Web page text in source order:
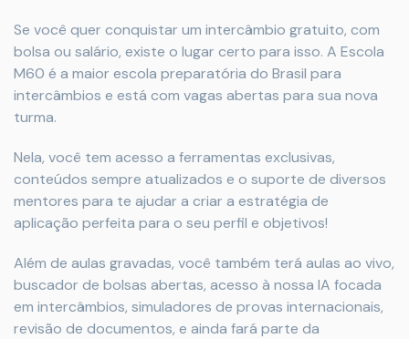
Se você quer conquistar um intercâmbio gratuito, com
bolsa ou salário, existe o lugar certo para isso. A Escola
M60 é a maior escola preparatória do Brasil para
intercâmbios e está com vagas abertas para sua nova
turma.
Nela, você tem acesso a ferramentas exclusivas,
conteúdos sempre atualizados e o suporte de diversos
mentores para te ajudar a criar a estratégia de
aplicação perfeita para o seu perfil e objetivos!
Além de aulas gravadas, você também terá aulas ao vivo,
buscador de bolsas abertas, acesso à nossa IA focada
em intercâmbios, simuladores de provas internacionais,
revisão de documentos, e ainda fará parte da